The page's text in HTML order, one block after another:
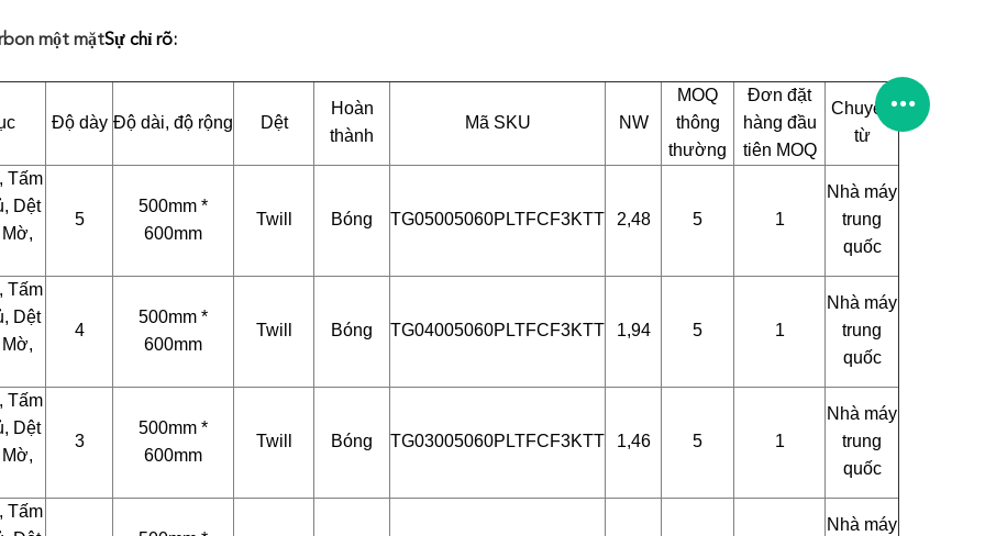
một mặtSự chỉ rõ:
Độ dày Độ dài, độ rộng Dệt
Hoàn
thành
Mã SKU NW
MOQ
thông
thường
Đơn đặt
hàng đầu
tiên MOQ
Chuyển
từ
Tấm
Dệt
5
500mm *
600mm
Twill Bóng TG05005060PLTFCF3KTT 2,48 5 1
Nhà máy
trung
quốc
Tấm
Dệt
4
500mm *
600mm
Twill Bóng TG04005060PLTFCF3KTT 1,94 5 1
Nhà máy
trung
quốc
Tấm
Dệt
3
500mm *
600mm
Twill Bóng TG03005060PLTFCF3KTT 1,46 5 1
Nhà máy
trung
quốc
Tấm
Nhà máy